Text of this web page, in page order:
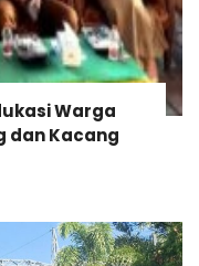
Warga
dan Kacang